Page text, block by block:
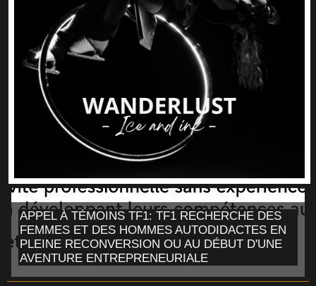
APPEL À TÉMOINS TF1: TF1 RECHERCHE DES
FEMMES ET DES HOMMES AUTODIDACTES EN
PLEINE RECONVERSION OU AU DÉBUT D'UNE
AVENTURE ENTREPRENEURIALE